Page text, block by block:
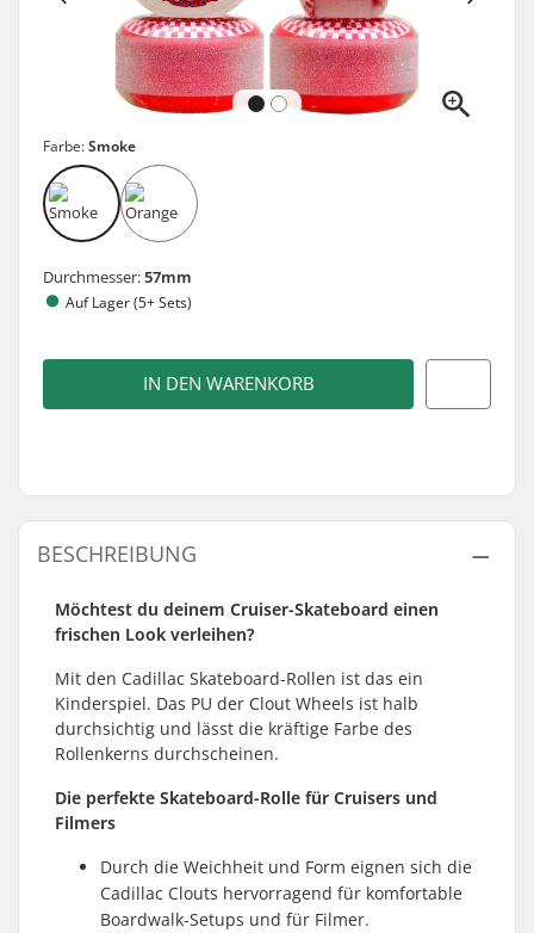
Farbe:Smoke
Durchmesser:57mm
Auf Lager (5+ Sets)
IN DEN WARENKORB
BESCHREIBUNG
Möchtest du deinem Cruiser-Skateboard einen
frischen Look verleihen?
Mit den Cadillac Skateboard-Rollen ist das ein
Kinderspiel. Das PU der Clout Wheels ist halb
durchsichtig und lässt die kräftige Farbe des
Rollenkerns durchscheinen.
Die perfekte Skateboard-Rolle für Cruisers und
Filmers
Durch die Weichheit und Form eignen sich die
Cadillac Clouts hervorragend für komfortable
Boardwalk-Setups und für Filmer.